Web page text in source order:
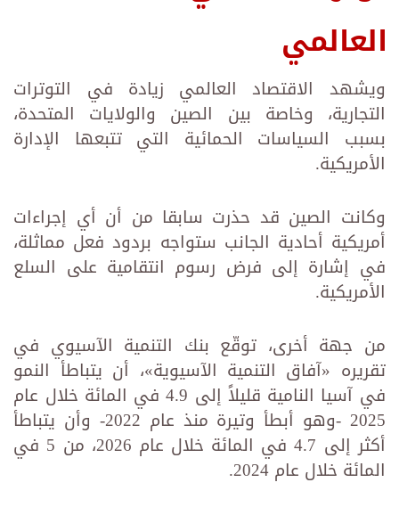
العالمي
ويشهد الاقتصاد العالمي زيادة في التوترات
التجارية، وخاصة بين الصين والولايات المتحدة،
بسبب السياسات الحمائية التي تتبعها الإدارة
الأمريكية.
وكانت الصين قد حذرت سابقا من أن أي إجراءات
أمريكية أحادية الجانب ستواجه بردود فعل مماثلة،
في إشارة إلى فرض رسوم انتقامية على السلع
الأمريكية.
من جهة أخرى، توقّع بنك التنمية الآسيوي‏ في
تقريره «آفاق التنمية الآسيوية»، أن يتباطأ النمو
في آسيا النامية قليلاً إلى 4.9 في المائة ‏خلال عام
2025 -وهو أبطأ وتيرة منذ عام 2022- وأن يتباطأ
أكثر إلى 4.7 في المائة خلال عام 2026، من 5 في
‏المائة خلال عام 2024.‏